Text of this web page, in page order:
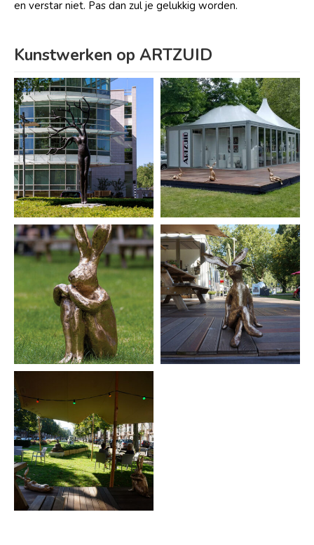
en verstar niet. Pas dan zul je gelukkig worden.
Kunstwerken op ARTZUID